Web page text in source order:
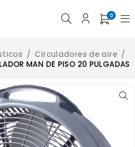
0
/ Circuladores de aire /
MAN DE PISO 20 PULGADAS